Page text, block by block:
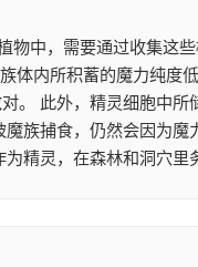
物中，需要通过收集这
体内所积蓄的魔力纯度
。 此外，精灵细胞中
族捕食，仍然会因为
精灵，在森林和洞穴里